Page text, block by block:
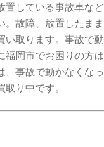
置している事故車な
。故障、放置したま
い取ります。事故で
福岡市でお困りの方
、事故で動かなくな
取り中です。